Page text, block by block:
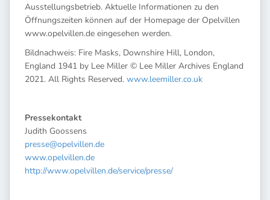
Ausstellungsbetrieb. Aktuelle Informationen zu den
Öffnungszeiten können auf der Homepage der Opelvillen
www.opelvillen.de eingesehen werden.
Bildnachweis: Fire Masks, Downshire Hill, London,
England 1941 by Lee Miller © Lee Miller Archives England
2021. All Rights Reserved. www.leemiller.co.uk
Pressekontakt
Judith Goossens
presse@opelvillen.de
www.opelvillen.de
http://www.opelvillen.de/service/presse/